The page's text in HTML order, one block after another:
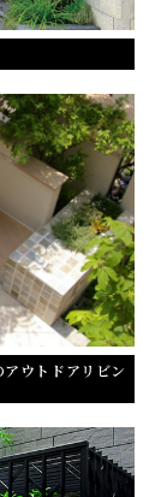
ウトドアリビン